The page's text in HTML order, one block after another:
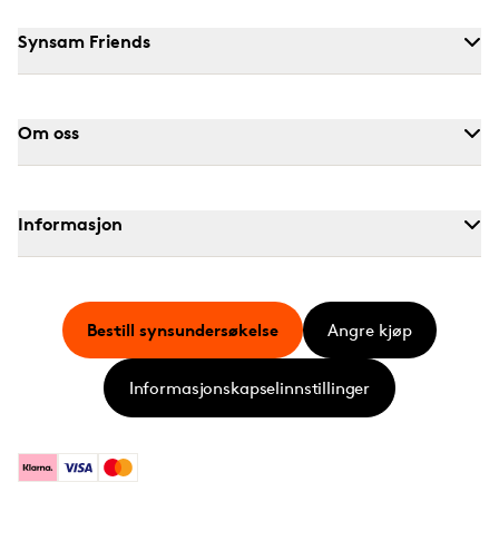
Synsam Friends
Om oss
Informasjon
KlarnaVisa Mastercard
Bestill synsundersøkelse Angre kjøp
Informasjonskapselinnstillinger